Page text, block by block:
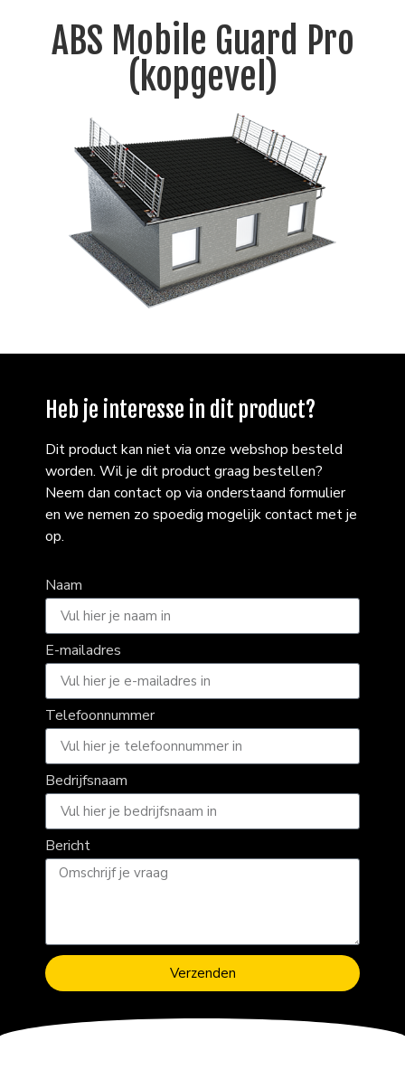
ABS Mobile Guard Pro
(kopgevel)
Heb je interesse in dit product?
Dit product kan niet via onze webshop besteld
worden. Wil je dit product graag bestellen?
Neem dan contact op via onderstaand formulier
en we nemen zo spoedig mogelijk contact met je
op.
Naam
E-mailadres
Telefoonnummer
Bedrijfsnaam
Bericht
Verzenden